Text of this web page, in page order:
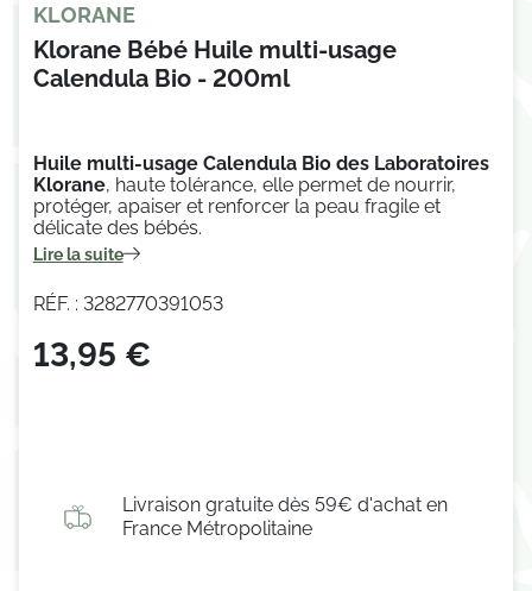
KLORANE
Klorane Bébé Huile multi-usage
Calendula Bio - 200ml
Huile multi-usage Calendula Bio des Laboratoires
Klorane, haute tolérance, elle permet denourrir,
protéger, apaiser et renforcer la peau fragile et
délicate des bébés.
Lire la suite
RÉF. : 3282770391053
13,95 €
Livraison gratuite dès 59€ d'achat en
France Métropolitaine